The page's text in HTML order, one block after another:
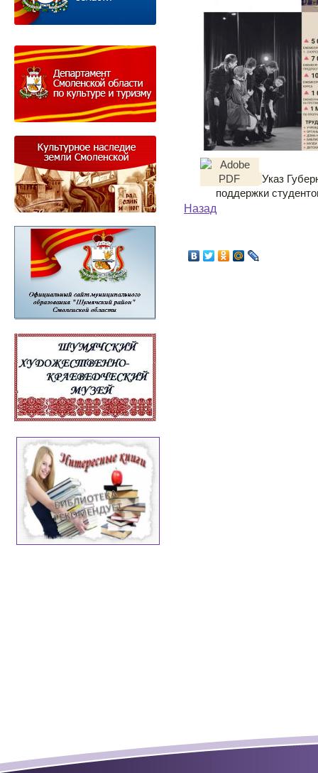
Указ
поддержки
Назад